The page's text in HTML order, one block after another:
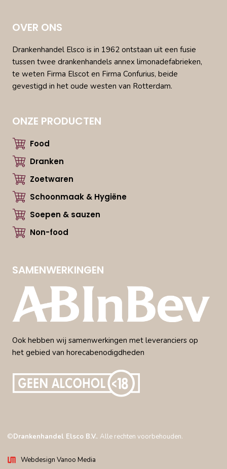
OVER ONS
Drankenhandel Elsco is in 1962 ontstaan uit een fusie
tussen twee drankenhandels annex limonadefabrieken,
te weten Firma Elscot en Firma Confurius, beide
gevestigd in het oude westen van Rotterdam.
ONZE PRODUCTEN
Food
Dranken
Zoetwaren
Schoonmaak & Hygiëne
Soepen & sauzen
Non-food
SAMENWERKINGEN
Ook hebben wij samenwerkingen met leveranciers op
het gebied van horecabenodigdheden
©Drankenhandel Elsco B.V.. Alle rechten voorbehouden.
Webdesign Vanoo Media